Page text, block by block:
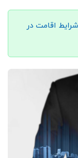
شرایط اقامت در